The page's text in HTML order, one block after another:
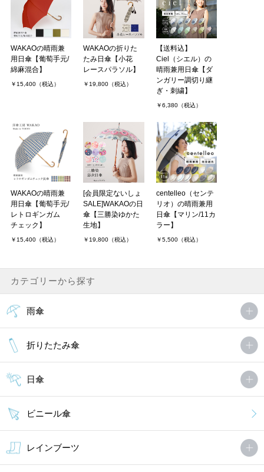
WAKAOの晴雨兼
用日傘【葡萄手元/
綿麻混合】
￥15,400（税込）
WAKAOの折りた
たみ日傘【小花
レースパラソル】
￥19,800（税込）
【送料込】
Ciel（シエル）の
晴雨兼用日傘【ダ
ンガリー調切り継
ぎ・刺繍】
￥6,380（税込）
WAKAOの晴雨兼
用日傘【葡萄手元/
レトロギンガム
チェック】
￥15,400（税込）
[会員限定ないしょ
SALE]WAKAOの日
傘【三勝染ゆかた
生地】
￥19,800（税込）
centelleo（センテ
リオ）の晴雨兼用
日傘【マリン/11カ
ラー】
￥5,500（税込）
カテゴリーから探す
雨傘
折りたたみ傘
日傘
ビニール傘
レインブーツ